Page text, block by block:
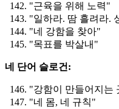
"근육을 위해 노력"
"일하라. 땀 흘려라.
"네 강함을 찾아"
"목표를 박살내"
네 단어 슬로건:
"강함이 만들어지는
"네 몸, 네 규칙"